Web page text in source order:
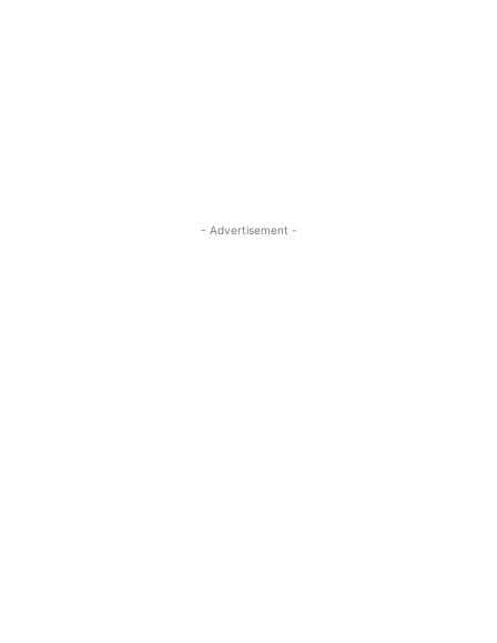
- Advertisement -